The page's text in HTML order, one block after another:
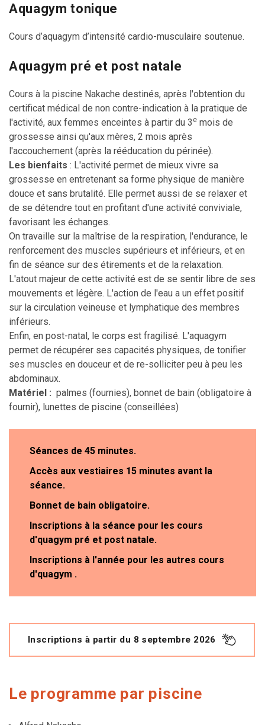
Aquagym tonique
Cours d’aquagym d’intensité cardio-musculaire soutenue.
Aquagym pré et post natale
Cours à la piscine Nakache destinés, après l'obtention du
certificat médical de non contre-indication à la pratique de
l'activité, aux femmes enceintes à partir du 3 e mois de
grossesse ainsi qu'aux mères, 2 mois après
l'accouchement (après la rééducation du périnée).
Les bienfaits : L'activité permet de mieux vivre sa
grossesse en entretenant sa forme physique de manière
douce et sans brutalité. Elle permet aussi de se relaxer et
de se détendre tout en profitant d'une activité conviviale,
favorisant les échanges.
On travaille sur la maîtrise de la respiration, l'endurance, le
renforcement des muscles supérieurs et inférieurs, et en
fin de séance sur des étirements et de la relaxation.
L'atout majeur de cette activité est de se sentir libre de ses
mouvements et légère. L'action de l'eau a un effet positif
sur la circulation veineuse et lymphatique des membres
inférieurs.
Enfin, en post-natal, le corps est fragilisé. L'aquagym
permet de récupérer ses capacités physiques, de tonifier
ses muscles en douceur et de re-solliciter peu à peu les
abdominaux.
Matériel : palmes (fournies), bonnet de bain (obligatoire à
fournir), lunettes de piscine (conseillées)
Séances de 45 minutes.
Accès aux vestiaires 15 minutes avant la
séance.
Bonnet de bain obligatoire.
Inscriptions à la séance pour les cours
d'quagym pré et post natale.
Inscriptions à l'année pour les autres cours
d'quagym ​​​​.
Inscriptions à partir du 8 septembre 2026
Le programme par piscine